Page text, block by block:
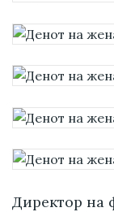
Директор на